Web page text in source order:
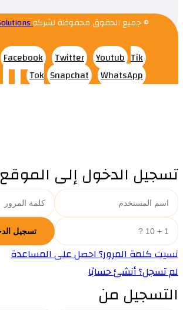
© جميع الحقوق محفوظة لشركهComma Creative Solutions
Facebook Twitter Youtub Tik
Tok Snapchat WhatsApp
تسجيل الدخول إلى الموقع
نسيت كلمة المرور؟ احصل على المساعدة
لم تسجل؟ أنشئ حسابًا
التسجيل من